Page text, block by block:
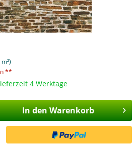
**
4 Werktage
In den Warenkorb